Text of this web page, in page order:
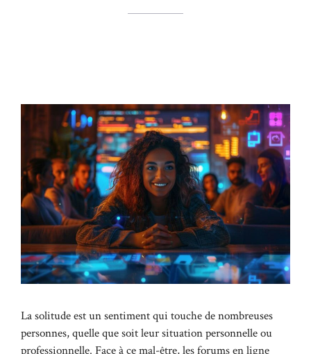
La solitude est un sentiment qui touche de nombreuses
personnes, quelle que soit leur situation personnelle ou
professionnelle. Face à ce mal-être, les forums en ligne